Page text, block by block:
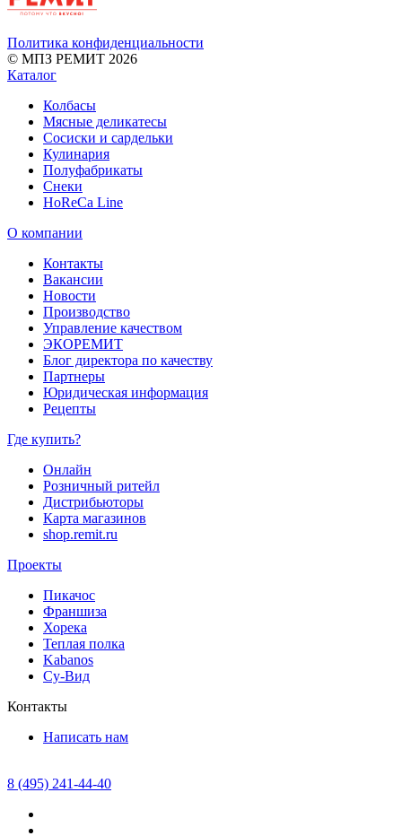
Политика конфиденциальности
© МПЗ РЕМИТ 2026
Каталог
Колбасы
Мясные деликатесы
Сосиски и сардельки
Кулинария
Полуфабрикаты
Снеки
HoReCa Line
О компании
Контакты
Вакансии
Новости
Производство
Управление качеством
ЭКОРЕМИТ
Блог директора по качеству
Партнеры
Юридическая информация
Рецепты
Где купить?
Онлайн
Розничный ритейл
Дистрибьюторы
Карта магазинов
shop.remit.ru
Проекты
Пикачос
Франшиза
Хорека
Теплая полка
Kabanos
Су-Вид
Контакты
Написать нам
8 (495) 241-44-40